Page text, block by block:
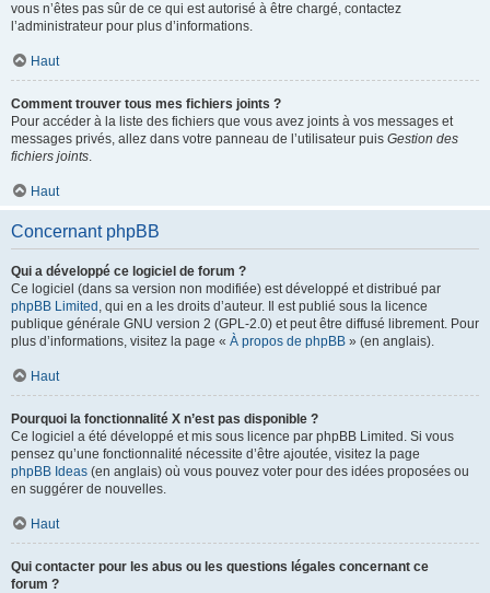
vous n’êtes pas sûr de ce qui est autorisé à être chargé, contactez
l’administrateur pour plus d’informations.
Haut
Comment trouver tous mes fichiers joints ?
Pour accéder à la liste des fichiers que vous avez joints à vos messages et
messages privés, allez dans votre panneau de l’utilisateur puis Gestion des
fichiers joints.
Haut
Concernant phpBB
Qui a développé ce logiciel de forum ?
Ce logiciel (dans sa version non modifiée) est développé et distribué par
phpBB Limited , qui en a les droits d’auteur. Il est publié sous la licence
publique générale GNU version 2 (GPL-2.0) et peut être diffusé librement. Pour
plus d’informations, visitez la page « À propos de phpBB » (en anglais).
Haut
Pourquoi la fonctionnalité X n’est pas disponible ?
Ce logiciel a été développé et mis sous licence par phpBB Limited. Si vous
pensez qu’une fonctionnalité nécessite d’être ajoutée, visitez la page
phpBB Ideas (en anglais) où vous pouvez voter pour des idées proposées ou
en suggérer de nouvelles.
Haut
Qui contacter pour les abus ou les questions légales concernant ce
forum ?